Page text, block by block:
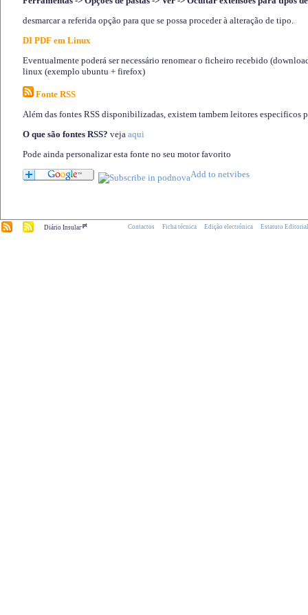
desmarcar a referida opção para que se possa proceder à alteração de tipo.
DI PDF em Linux
Eventualmente poderá ser necessário renomear o ficheiro recebido
linux (exemplo ubuntu + firefox)
Fonte RSS
Além das fontes RSS disponibilizadas, existem tambem leitores especificos
O que são fontes RSS? veja aqui
Pode ainda personalizar esta fonte no seu motor favorito
Diário Insular.pt Contactos Ficha técnica Edição electrónica Estatuto Editorial